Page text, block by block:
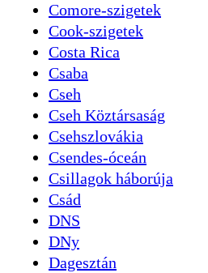
Comore-szigetek
Cook-szigetek
Costa Rica
Csaba
Cseh
Cseh Köztársaság
Csehszlovákia
Csendes-óceán
Csillagok háborúja
Csád
DNS
DNy
Dagesztán